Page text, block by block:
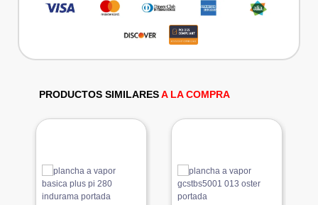
PRODUCTOS SIMILARESA LA COMPRA